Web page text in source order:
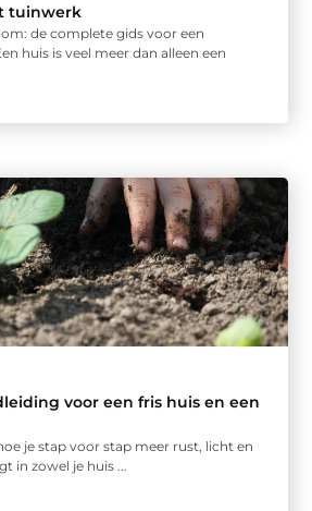
tuinwerk
de complete gids voor een
huis is veel meer dan alleen een
voor een fris huis en een
je stap voor stap meer rust, licht en
in zowel je huis ...